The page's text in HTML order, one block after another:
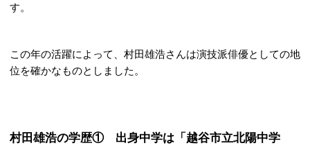
す。
この年の活躍によって、村田雄浩さんは演技派俳優としての地
位を確かなものとしました。
村田雄浩の学歴① 出身中学は「越谷市立北陽中学